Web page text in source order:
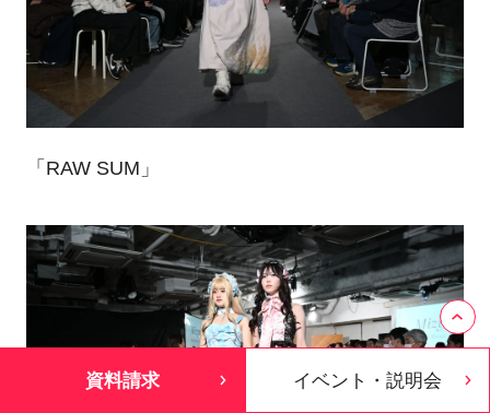
「RAW SUM」
資料請求 イベント・説明会